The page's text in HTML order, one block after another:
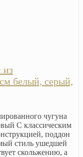
из
белый, серый,
чугуна
С классическим
поддон
стиль ушедшей
скольжению, а